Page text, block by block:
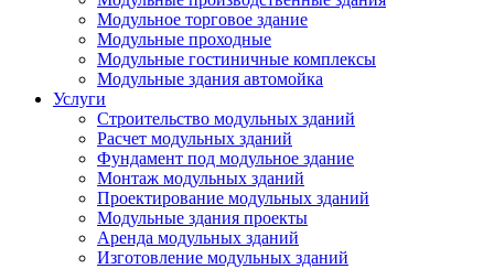
Модульное торговое здание
Модульные проходные
Модульные гостиничные комплексы
Модульные здания автомойка
Услуги
Строительство модульных зданий
Расчет модульных зданий
Фундамент под модульное здание
Монтаж модульных зданий
Проектирование модульных зданий
Модульные здания проекты
Аренда модульных зданий
Изготовление модульных зданий